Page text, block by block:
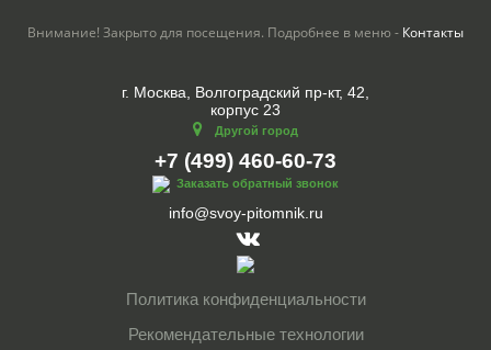
Внимание! Закрыто для посещения. Подробнее в меню - Контакты
г. Москва, Волгоградский пр-кт, 42,
корпус 23
Другой город
+7 (499) 460-60-73
Заказать обратный звонок
info@svoy-pitomnik.ru
Политика конфиденциальности
Рекомендательные технологии